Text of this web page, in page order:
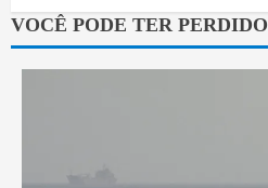
VOCÊ PODE TER PERDIDO